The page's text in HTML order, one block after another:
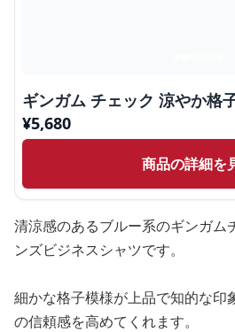
ギンガム チェック 涼やか格
¥5,680
商品の詳細を
清涼感のあるブルー系のギンガム
ンズビジネスシャツです。
細かな格子模様が上品で知的な印
の信頼感を高めてくれます。